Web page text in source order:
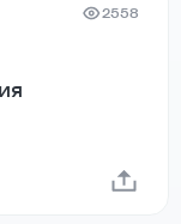
2558